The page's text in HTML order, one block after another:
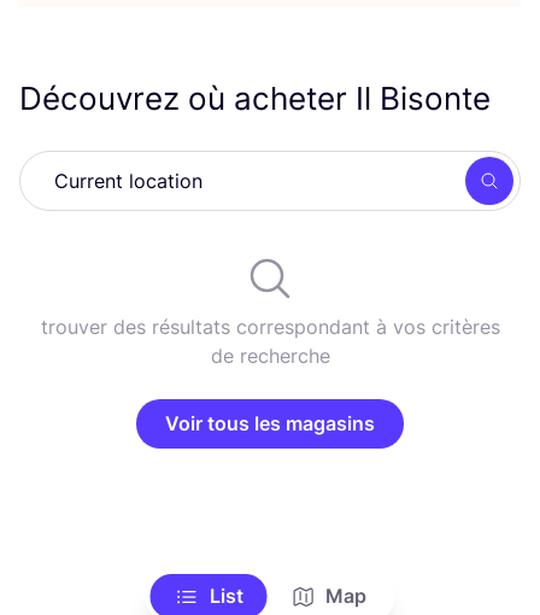
Découvrez où acheter Il Bisonte
trouver des résultats correspondant à vos critères
de recherche
Voir tous les magasins
List Map